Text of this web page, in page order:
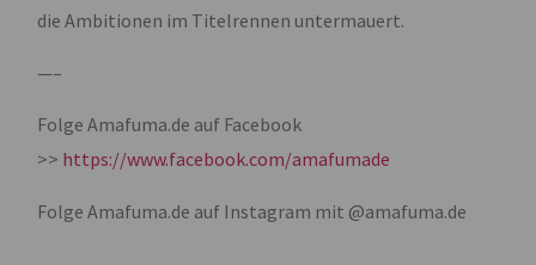
die Ambitionen im Titelrennen untermauert.
—–
Folge Amafuma.de auf Facebook
>> https://www.facebook.com/amafumade
Folge Amafuma.de auf Instagram mit @amafuma.de